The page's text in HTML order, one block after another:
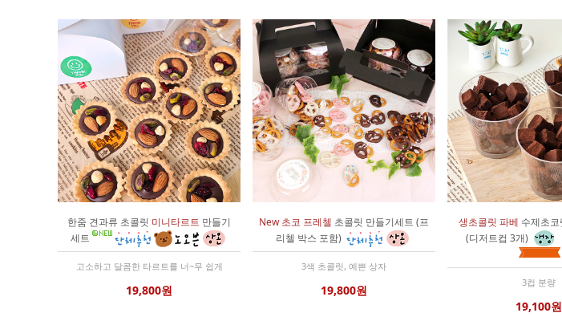
한줌 견과류 초콜릿 미니타르트 만들기
세트
고소하고 달콤한 타르트를 너~무 쉽게
19,800원
New 초코 프레첼 초콜릿 만들기세트 (프
리첼 박스 포함)
3색 초콜릿, 예쁜 상자
19,800원
생초콜릿 파베 수제초
(디저트컵 3개)
3컵 분량
19,100원